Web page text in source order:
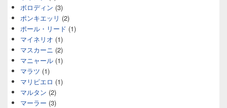
ボロディン (3)
ポンキエッリ (2)
ポール・リード (1)
マイネリオ (1)
マスカーニ (2)
マニャール (1)
マラツ (1)
マリピエロ (1)
マルタン (2)
マーラー (3)